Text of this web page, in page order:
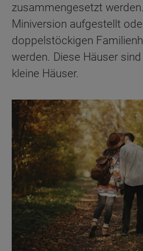
zusammengesetzt
Miniversion aufgestellt
doppelstöckigen
werden. Diese Häuser
kleine Häuser.